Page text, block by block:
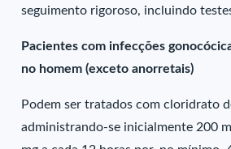
seguimento rigoroso, incluindo
Pacientes com infecções
no homem (exceto anorretais)
Podem ser tratados com cloridrato
administrando-se inicialmente 200